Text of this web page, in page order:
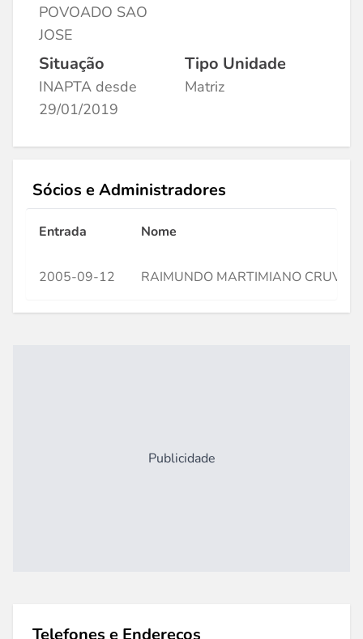
POVOADO SAO
JOSE
Situação
INAPTA desde
29/01/2019
Tipo Unidade
Matriz
Sócios e Administradores
Entrada Nome
2005-09-12 RAIMUNDO MARTIMIANO CRUVEL
Publicidade
Telefones e Endereços